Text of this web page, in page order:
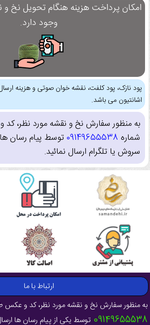
امکان پرداخت هزینه هنگام تحویل نخ
وجود دارد.
پود نازک، پود کلفت، نقشه خوان صوتی و هزینه
اشانتیون می باشد.
به منظور سفارش نخ و نقشه مورد نظر،
شماره 09149655538توسط پیام رسان
سروش یا تلگرام ارسال نمائید.
ارتباط با ما
به منظور سفارش نخ و نقشه مورد نظر، کد و عکس
09149655538 توسط یکی از پیام رسان ها